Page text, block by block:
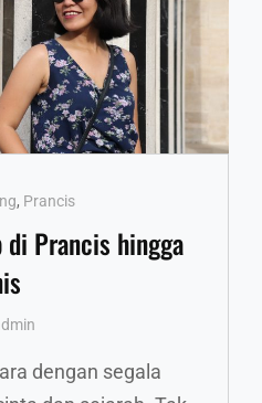
, Prancis
di Prancis hingga
dengan segala